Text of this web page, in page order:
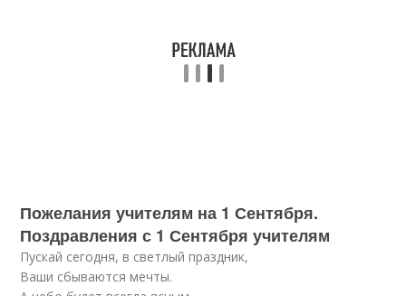
Пожелания учителям на 1 Сентября.
Поздравления с 1 Сентября учителям
Пускай сегодня, в светлый праздник,
Ваши сбываются мечты.